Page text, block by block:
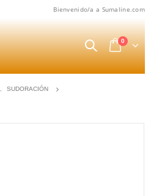
Bienvenido/a a Sumaline.com
0
SUDORACIÓN